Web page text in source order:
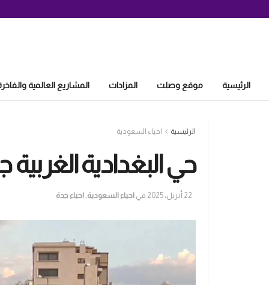
الرئيسية موقع وصلت المزادات المشاريع العالمية
الرئيسية احياء السعودية
حي البغدادية
22 أبريل، 2025 في احياء السعودية احياء جدة